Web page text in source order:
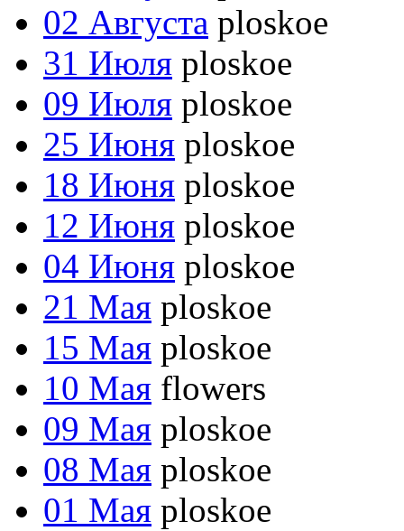
02 Августа ploskoe
31 Июля ploskoe
09 Июля ploskoe
25 Июня ploskoe
18 Июня ploskoe
12 Июня ploskoe
04 Июня ploskoe
21 Мая ploskoe
15 Мая ploskoe
10 Мая flowers
09 Мая ploskoe
08 Мая ploskoe
01 Мая ploskoe